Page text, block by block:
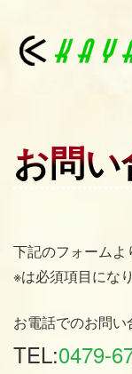
お問
下記のフォームよ
※は必須項目になり
お電話でのお問い
TEL:0479-